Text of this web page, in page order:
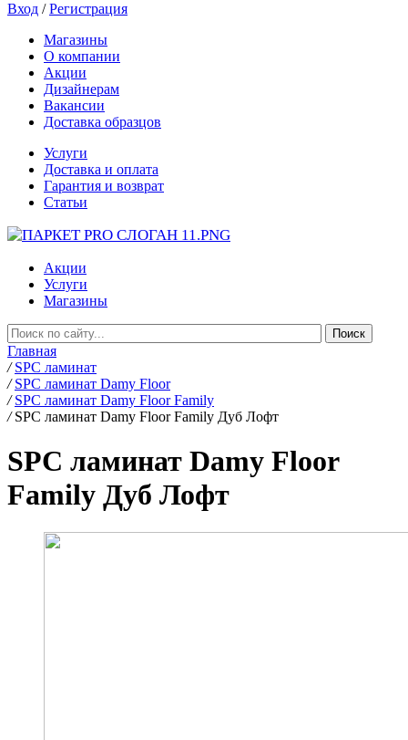
Вход /Регистрация
Магазины
О компании
Акции
Дизайнерам
Вакансии
Доставка образцов
Услуги
Доставка и оплата
Гарантия и возврат
Статьи
Акции
Услуги
Магазины
Главная
/ SPC ламинат
/ SPC ламинат Damy Floor
/ SPC ламинат Damy Floor Family
/ SPC ламинат Damy Floor Family Дуб Лофт
SPC ламинат Damy Floor
Family Дуб Лофт